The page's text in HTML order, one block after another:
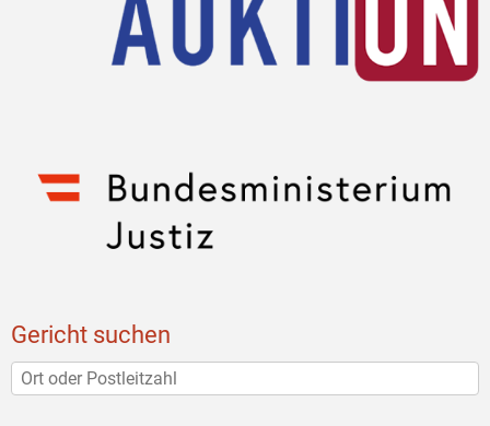
Gericht suchen